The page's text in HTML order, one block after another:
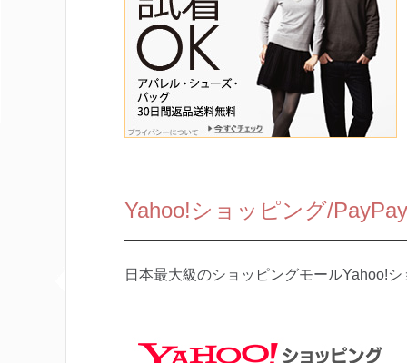
Yahoo!ショッピング/
日本最大級のショッピングモールYahoo!